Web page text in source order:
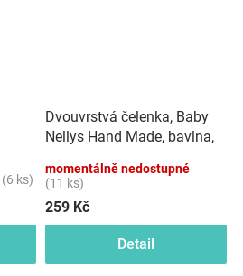
(6 ks)
Dvouvrstvá čelenka, Baby
Nellys Hand Made, bavlna,
80/98
momentálně nedostupné
(11 ks)
259 Kč
Detail